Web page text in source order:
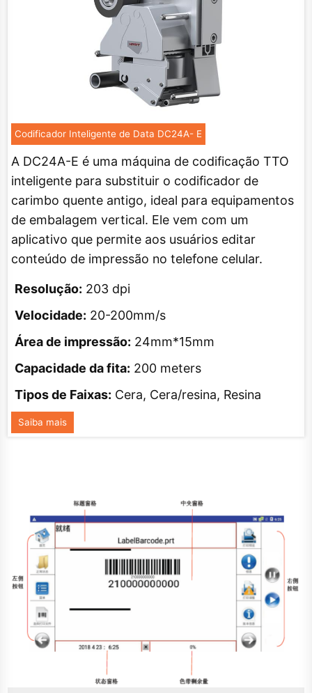
Codificador Inteligente de Data DC24A- E
A DC24A-E é uma máquina de codificação TTO
inteligente para substituir o codificador de
carimbo quente antigo, ideal para equipamentos
de embalagem vertical. Ele vem com um
aplicativo que permite aos usuários editar
conteúdo de impressão no telefone celular.
Resolução: 203 dpi
Velocidade: 20-200mm/s
Área de impressão: 24mm*15mm
Capacidade da fita: 200 meters
Tipos de Faixas: Cera, Cera/resina, Resina
Saiba mais